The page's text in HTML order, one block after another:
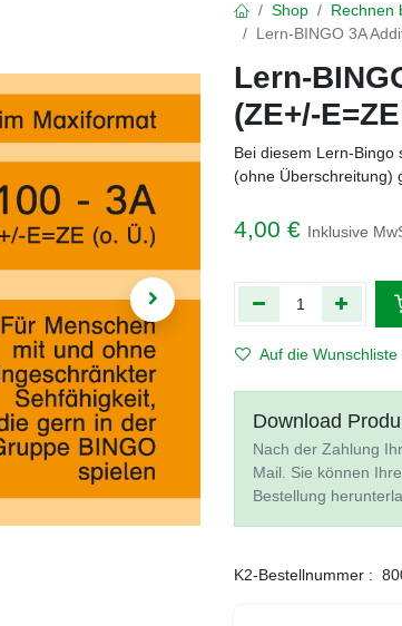
Shop
Rechnen
Lern-BINGO 3A
Lern-
(ZE+/-
Bei diesem Lern-Bingo
(ohne Überschreitung)
4,00 € Inklusive
Auf die Wunschliste
Download
Nach der Zahlung
Mail. Sie können
Bestellung
K2-Bestellnummer :